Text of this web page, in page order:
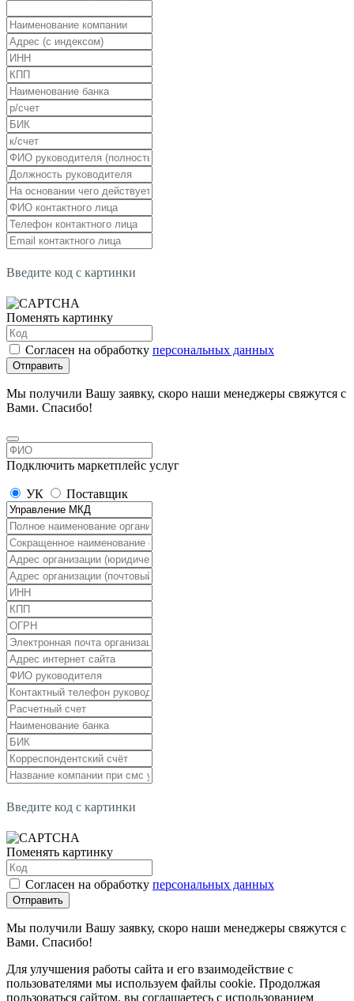
Введите код с картинки
Поменять картинку
Согласен на обработку персональных данных
Отправить
Мы получили Вашу заявку, скоро наши менеджеры свяжутся с
Вами. Спасибо!
Подключить маркетплейс услуг
УК Поставщик
Введите код с картинки
Поменять картинку
Согласен на обработку персональных данных
Отправить
Мы получили Вашу заявку, скоро наши менеджеры свяжутся с
Вами. Спасибо!
Для улучшения работы сайта и его взаимодействие с
пользователями мы используем файлы cookie. Продолжая
пользоваться сайтом, вы соглашаетесь с использованием